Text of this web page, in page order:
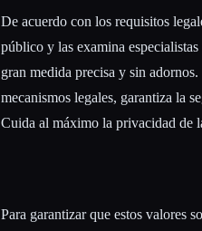
De acuerdo con los requisitos
público y las examina
gran medida precisa y sin
mecanismos legales, garantiza la
Cuida al máximo la privacidad de
Para garantizar que estos valores